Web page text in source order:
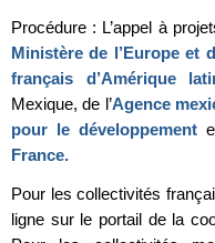
Procédure : L’appel à
Ministère de l’Europe et
français d’Amérique
Mexique, de l’Agence
pour le développement
France.
Pour les collectivités
ligne sur le portail de la